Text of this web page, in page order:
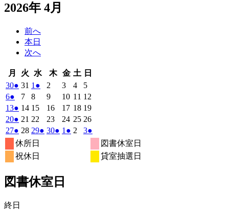
2026年 4月
前へ
本日
次へ
月
月
曜
日
火 火
曜
日
水
曜
日
木木
曜
日
金金
曜
日
土 土
曜
日
日
302026
年
3
月
30
日
● (1
件
の
イ
ベ
ン
ト)
31 2026
年
3
月
31
日
1 2026
4
月
1
日
●
件
の
イ
ベ
2 2026
年
4
月
2
日
32026
年
4
月
3
日
42026
年
4
月
4
日
52026
年
4
月
5
日
62026
年
4
月
6
日
●
件
の
イ
ベ
ン
ト)
72026
年
4
月
7
日
82026
年
4
月
8
日
92026
年
4
月
9
102026
年
月
10
11 2026
年
4
月
11
12
年
12
132026
年
4
月
13
日
● (1
件
の
イ
ベ
ン
142026
年
4
月
14
日
152026
4
月
162026
4
月
172026
年
月
182026
年
4
月
192026
年
月
202026
年
4
月
20
● (1
件
の
イ
ベ
ト)
21 2026
年
4
月
21
22 2026
年
232026
年
242026
年
252026
年
262026
年
4
月
272026
年
4
月
日
● (1
件
の
イ
ン
282026
年
4
月
日
292026
日
● (1
ン
302026
日
● (1
ン
1 2026
● (1
2 2026
32026
年
5
●
件
の
イ
休所日
図書休室日
祝休日
貸室抽選日
図書休室日
図
終日